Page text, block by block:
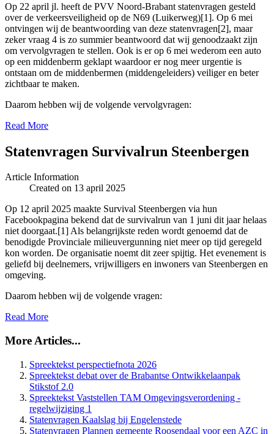
Op 22 april jl. heeft de PVV Noord-Brabant statenvragen gesteld
over de verkeersveiligheid op de N69 (Luikerweg)[1]. Op 6 mei
ontvingen wij de beantwoording van deze statenvragen[2], maar
zeker vraag 4 is zo summier beantwoord dat wij genoodzaakt zijn
om vervolgvragen te stellen. Ook is er op 6 mei wederom een auto
op een middenberm geklapt waardoor er nog meer urgentie is
ontstaan om de middenbermen (middengeleiders) veiliger en beter
zichtbaar te maken.
Daarom hebben wij de volgende vervolgvragen:
Read More
Statenvragen Survivalrun Steenbergen
Article Information
Created on 13 april 2025
Op 12 april 2025 maakte Survival Steenbergen via hun
Facebookpagina bekend dat de survivalrun van 1 juni dit jaar helaas
niet doorgaat.[1] Als belangrijkste reden wordt genoemd dat de
benodigde Provinciale milieuvergunning niet meer op tijd geregeld
kon worden. De organisatie noemt dit zeer spijtig. Het evenement is
geliefd bij deelnemers, vrijwilligers en inwoners van Steenbergen en
omgeving.
Daarom hebben wij de volgende vragen:
Read More
More Articles...
Spreektekst perspectiefnota 2026
Spreektekst debat over de Brabantse Ontwikkelaanpak
Stikstof 2.0
Spreektekst Vaststellen TAM Omgevingsverordening -
regelwijziging 1
Statenvragen Kaalslag bij Engelenstede
Statenvragen Plannen gemeente Roosendaal voor een AZC in